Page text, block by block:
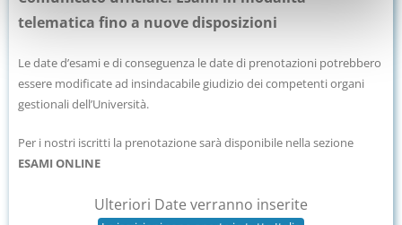
telematica fino a nuove disposizioni
Le date d’esami e di conseguenza le date di prenotazioni potrebbero
essere modificate ad insindacabile giudizio dei competenti organi
gestionali dell’Università.
Per i nostri iscritti la prenotazione sarà disponibile nella sezione
ESAMI ONLINE
Ulteriori Date verranno inserite